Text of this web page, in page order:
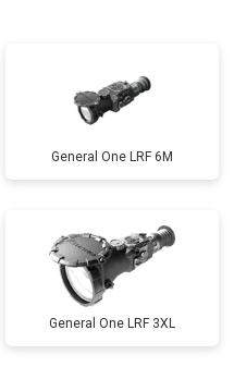
General One LRF 6M
General One LRF 3XL